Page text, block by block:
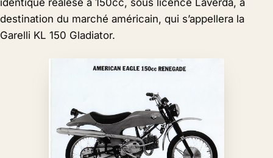
destination du marché américain, qui s’appellera la
Garelli KL 150 Gladiator.